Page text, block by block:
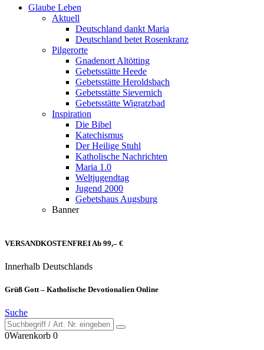
Glaube Leben
Aktuell
Deutschland dankt Maria
Deutschland betet Rosenkranz
Pilgerorte
Gnadenort Altötting
Gebetsstätte Heede
Gebetsstätte Heroldsbach
Gebetsstätte Sievernich
Gebetsstätte Wigratzbad
Inspiration
Die Bibel
Katechismus
Der Heilige Stuhl
Katholische Nachrichten
Maria 1.0
Weltjugendtag
Jugend 2000
Gebetshaus Augsburg
Banner
VERSANDKOSTENFREI Ab 99,– €
Innerhalb Deutschlands
Grüß Gott – Katholische Devotionalien Online
Suche
0Warenkorb 0